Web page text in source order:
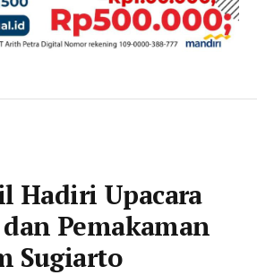
Hadiri Upacara
Pemakaman
Sugiarto